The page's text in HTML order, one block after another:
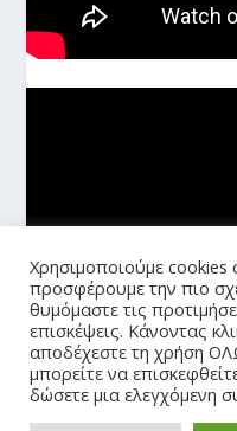
Χρησιμοποιούμε cookies
προσφέρουμε την πιο
θυμόμαστε τις
επισκέψεις. Κάνοντας
αποδέχεστε τη χρήση
μπορείτε να
δώσετε μια ελεγχόμενη